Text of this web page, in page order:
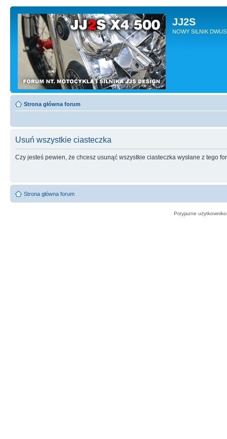
JJ2S
NOWY SILNIK
Strona główna forum
Usuń wszystkie ciasteczka
Czy jesteś pewien, że chcesz usunąć wszystkie ciasteczka wysłane z tego
Strona główna forum
Przyjazne